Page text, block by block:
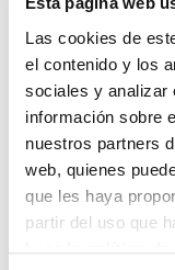
Las cookies de
el contenido y los
sociales y analizar
información sobre
nuestros partners
web, quienes
que les haya
partir del uso que
Leer la política de
no. La soberanía
político que
el conjunto de
Europa
"Este
paradigmas:
1. Catalanismoa
cosas: soberanía,